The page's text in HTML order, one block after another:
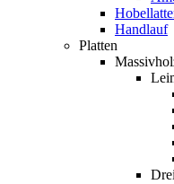
Handlauf
Platten